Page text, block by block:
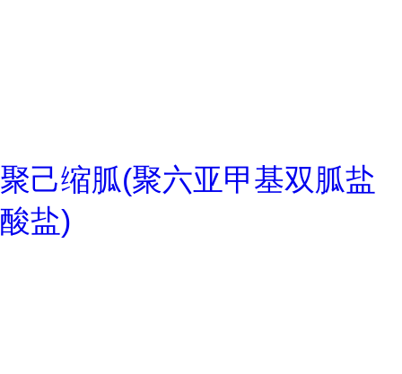
聚己缩胍(聚六亚甲基双胍盐
酸盐)